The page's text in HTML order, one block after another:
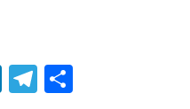
LinkedIn
Telegram